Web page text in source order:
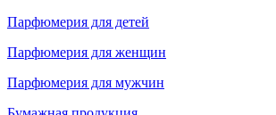
Парфюмерия для детей
Парфюмерия для женщин
Парфюмерия для мужчин